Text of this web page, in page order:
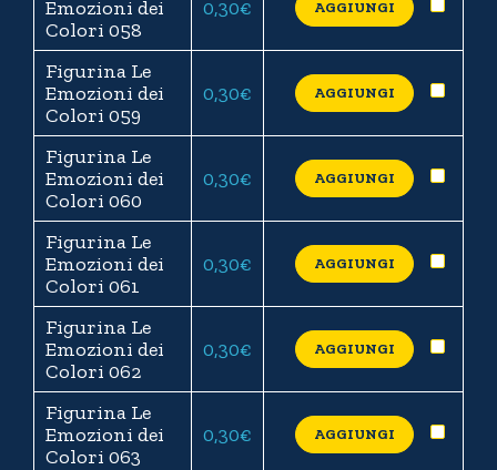
Emozioni dei
Colori 058
0,30€ AGGIUNGI
Figurina Le
Emozioni dei
Colori 059
0,30€ AGGIUNGI
Figurina Le
Emozioni dei
Colori 060
0,30€ AGGIUNGI
Figurina Le
Emozioni dei
Colori 061
0,30€ AGGIUNGI
Figurina Le
Emozioni dei
Colori 062
0,30€ AGGIUNGI
Figurina Le
Emozioni dei
Colori 063
0,30€ AGGIUNGI